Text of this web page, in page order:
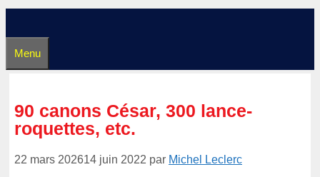
Menu
90 canons César, 300 lance-
roquettes, etc.
22 mars 202614 juin 2022 par Michel Leclerc